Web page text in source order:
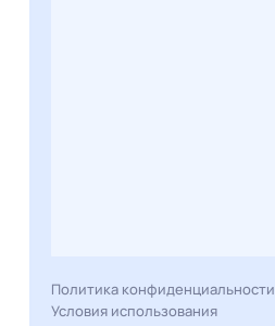
Политика конфиденциальности
Условия использования